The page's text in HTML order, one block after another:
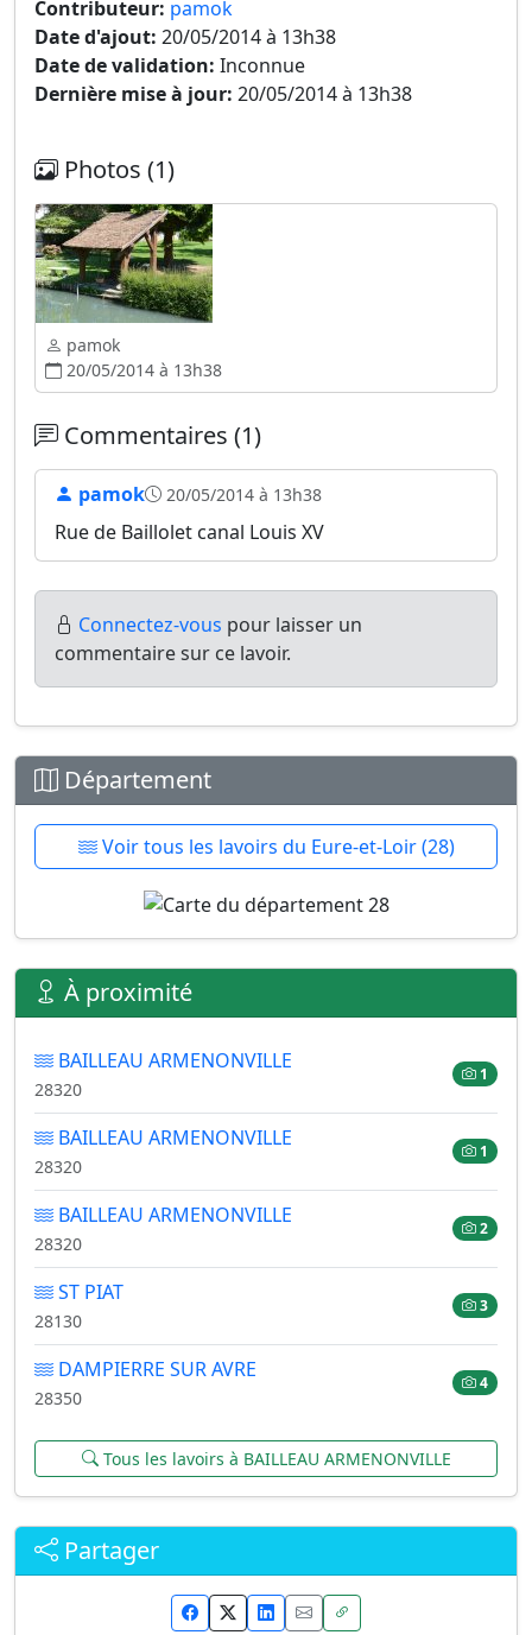
Contributeur: pamok
Date d'ajout: 20/05/2014 à 13h38
Date de validation: Inconnue
Dernière mise à jour: 20/05/2014 à 13h38
Photos (1)
pamok
20/05/2014 à 13h38
Commentaires (1)
pamok 20/05/2014 à 13h38
Rue de Baillolet canal Louis XV
Connectez-vous pour laisser un
commentaire sur ce lavoir.
Département
Voir tous les lavoirs du Eure-et-Loir (28)
À proximité
BAILLEAU ARMENONVILLE
28320
1
BAILLEAU ARMENONVILLE
28320
1
BAILLEAU ARMENONVILLE
28320
2
ST PIAT
28130
3
DAMPIERRE SUR AVRE
28350
4
Tous les lavoirs à BAILLEAU ARMENONVILLE
Partager